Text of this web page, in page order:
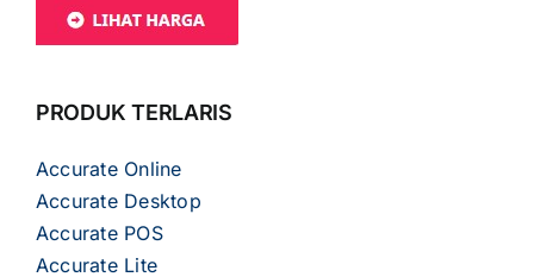
PRODUK TERLARIS
Accurate Online
Accurate Desktop
Accurate POS
Accurate Lite